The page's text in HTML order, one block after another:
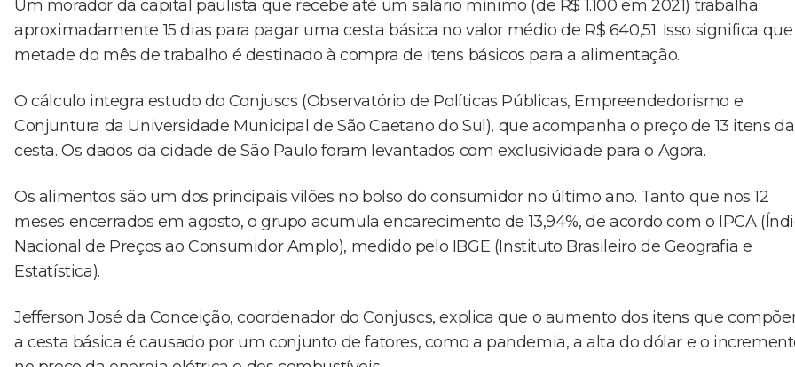
Um morador da capital paulista que recebe até um salário mínimo (de R$ 1.100 em 2021) trabalha
aproximadamente 15 dias para pagar uma cesta básica no valor médio de R$ 640,51. Isso significa que
metade do mês de trabalho é destinado à compra de itens básicos para a alimentação.
O cálculo integra estudo do Conjuscs (Observatório de Políticas Públicas, Empreendedorismo e
Conjuntura da Universidade Municipal de São Caetano do Sul), que acompanha o preço de 13 itens da
cesta. Os dados da cidade de São Paulo foram levantados com exclusividade para o Agora.
Os alimentos são um dos principais vilões no bolso do consumidor no último ano. Tanto que nos 12
meses encerrados em agosto, o grupo acumula encarecimento de 13,94%, de acordo com o IPCA
Nacional de Preços ao Consumidor Amplo), medido pelo IBGE (Instituto Brasileiro de Geografia e
Estatística).
Jefferson José da Conceição, coordenador do Conjuscs, explica que o aumento dos itens que
a cesta básica é causado por um conjunto de fatores, como a pandemia, a alta do dólar e o